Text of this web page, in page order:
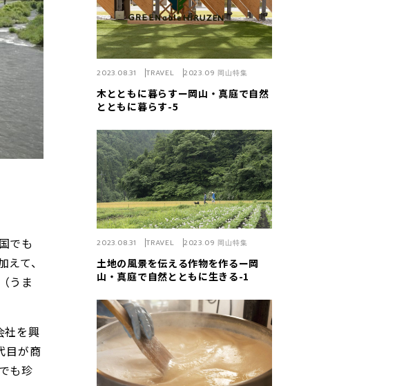
でも
て、
うま
社を興
目が商
も珍
木とともに暮らすー岡山・真庭で自然
とともに暮らす-5
2023.08.31 TRAVEL 2023.09 岡山特集
土地の風景を伝える作物を作るー岡
山・真庭で自然とともに生きる-1
2023.08.31 TRAVEL 2023.09 岡山特集